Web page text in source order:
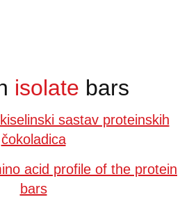
isolate bars
sastav proteinskih
čokoladica
acid profile of the protein
bars